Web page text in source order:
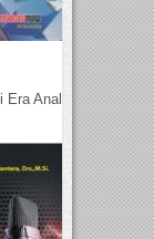
Analog